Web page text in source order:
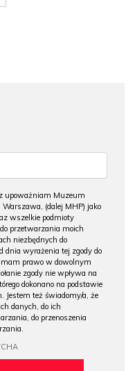
upoważniam Muzeum
(dalej MHP) jako
wszelkie podmioty
przetwarzania moich
niezbędnych do
dnia wyrażenia tej zgody do
mam prawo w dowolnym
zgody nie wpływa na
dokonano na podstawie
Jestem też świadomy/a, że
danych, do ich
do przenoszenia